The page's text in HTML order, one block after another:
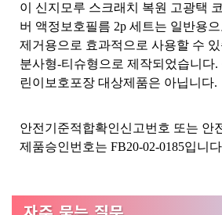
이 신지모루 스크래치 복원 고광택
버 액정보호필름 2p 세트는 일반용
제거용으로 효과적으로 사용할 수 있
분사형-티슈형으로 제작되었습니다.
린이보호포장 대상제품은 아닙니다.
안전기준적합확인신고번호 또는 안
제품승인번호는 FB20-02-0185입니